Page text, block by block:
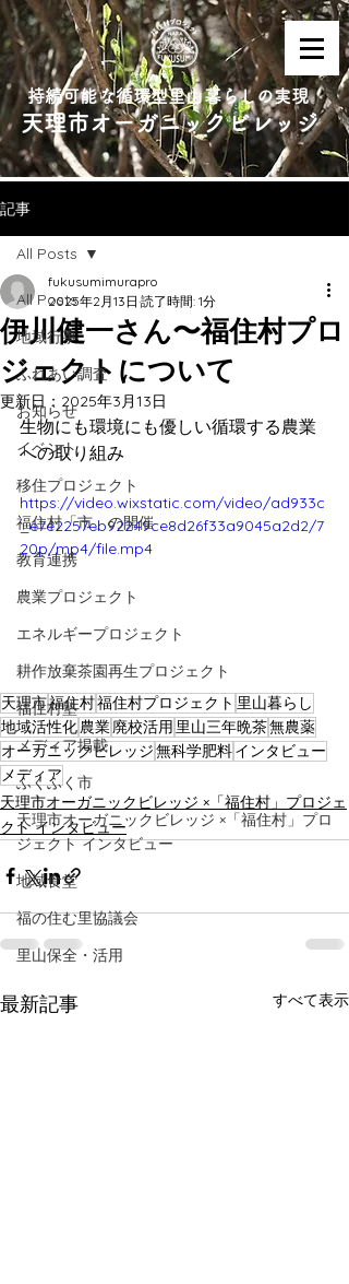
持続可能な循環型里山暮らしの実現
天理市オーガニックビレッジ
記事
All Posts
地域行事
ふれあい調査
お知らせ
イベント
移住プロジェクト
福住村「市」の開催
教育連携
農業プロジェクト
エネルギープロジェクト
耕作放棄茶園再生プロジェクト
福住村塾
メディア掲載
ふくふく市
天理市オーガニックビレッジ ×「福住村」プロ
ジェクト インタビュー
地域食堂
福の住む里協議会
里山保全・活用
All Posts
伊川健一さん〜福住村プロ
ジェクトについて
fukusumimurapro
2025年2月13日 読了時間: 1分
更新日： 2025年3月13日
生物にも環境にも優しい循環する農業
への取り組み
https://video.wixstatic.com/video/ad933c
_e7e2257eb92249ce8d26f33a9045a2d2/7
20p/mp4/file.mp4
天理市福住村福住村プロジェクト 里山暮らし
地域活性化農業廃校活用 里山三年晩茶無農薬
オーガニックビレッジ無科学肥料インタビュー
メディア
天理市オーガニックビレッジ ×「福住村」プロジェ
クト インタビュー
最新記事 すべて表示